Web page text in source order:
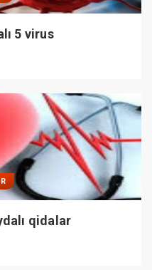
5 virus
qidalar